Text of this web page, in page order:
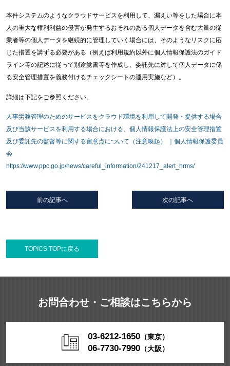
本件システムのようなクラウドサービスを利用して、漏えい等をした場合に本
人の重大な権利利益の侵害が発生するおそれのある個人データを含む大量の従
業者等の個人データを継続的に管理していく場合には、そのようなリスクに応
じた措置を講ずる必要がある（例えば利用規約以外に個人情報保護法のガイド
ライン等の記述に従って別途覚書等を作成し、委託先に対して個人データに係
る安全管理措置を義務付けるチェックシートの運用実施など）。
詳細は下記をご参照ください。
人事労務管理のためのサービスをクラウド環境を利用して開発・提供する場合
及び当該サービスを利用する場合における、個人情報保護法上の安全管理措置
及び委託先の監督等に関する留意点について（注意喚起） ｜個人情報保護委員
会
https://www.ppc.go.jp/news/careful_information/241217_alert_hrms/
前の記事へ 次の記事へ
TOPICS TOPに戻る
お問合わせ・ご相談はこちらから
03-6212-1650（東京）
06-7730-7990（大阪）